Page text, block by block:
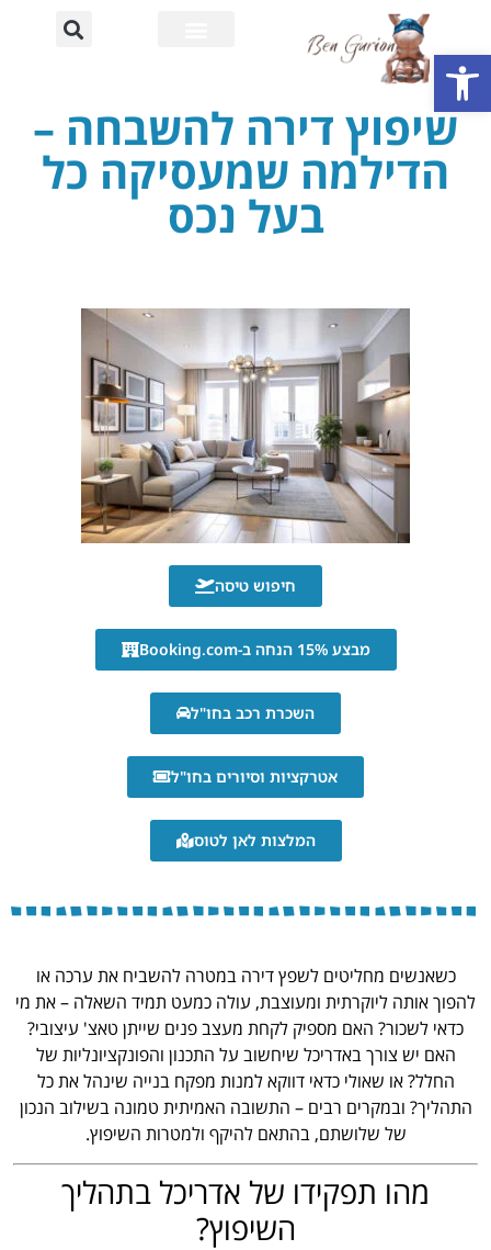
שיפוץ דירה להשבחה –
הדילמה שמעסיקה כל
בעל נכס
חיפוש טיסה
מבצע 15% הנחה ב-Booking.com
השכרת רכב בחו"ל
אטרקציות וסיורים בחו"ל
המלצות לאן לטוס
כשאנשים מחליטים לשפץ דירה במטרה להשביח את ערכה או
להפוך אותה ליוקרתית ומעוצבת, עולה כמעט תמיד השאלה – את מי
כדאי לשכור? האם מספיק לקחת מעצב פנים שייתן טאצ' עיצובי?
האם יש צורך באדריכל שיחשוב על התכנון והפונקציונליות של
החלל? או שאולי כדאי דווקא למנות מפקח בנייה שינהל את כל
התהליך? ובמקרים רבים – התשובה האמיתית טמונה בשילוב הנכון
של שלושתם, בהתאם להיקף ולמטרות השיפוץ.
מהו תפקידו של אדריכל בתהליך
השיפוץ?
פתח סרגל נגישות